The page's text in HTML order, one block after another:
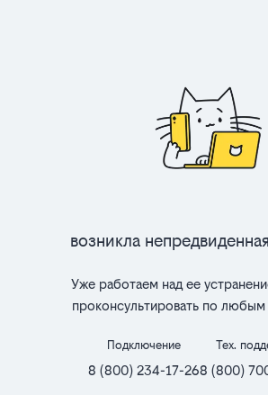
Возникла
Уже работаем над ее
проконсультировать по
Подключение
8 (800) 234-17-26
Тех.
8 (800)